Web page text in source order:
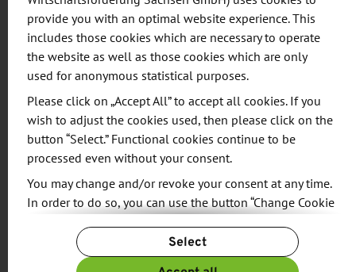
berücksichtigt :
Sächsische KMU kommen mit internationalen
Start-ups in Kontakt (Prüfung
Internationale Start-ups werden nach
potenziellem Zulieferbedarf gefragt und mit
sächsischen Unternehmen vernetzt.
Sächsische Start-ups können mit "Corporates"
mögliche gemeinsame Projekte entwickeln
Förderung des Austausch aller Start-ups
untereinander
provide you with an optimal website experience. This
includes those cookies which are necessary to operate
the website as well as those cookies which are only
used for anonymous statistical purposes.
Please click on „Accept All” to accept all cookies. If you
wish to adjust the cookies used, then please click on the
button “Select.” Functional cookies continue to be
processed even without your consent.
You may change and/or revoke your consent at any time.
In order to do so, you can use the button “Change Cookie
For more information, please see our
Privacy Policy.
Additional information can be found in our
Imprint
Select